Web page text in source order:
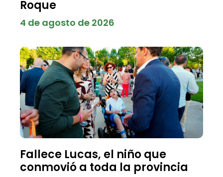
Roque
4 de agosto de 2026
Fallece Lucas, el niño que
conmovió a toda la provincia